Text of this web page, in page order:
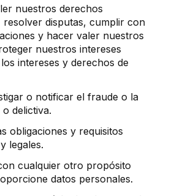
nuestros derechos
disputas, cumplir con
y hacer valer nuestros
nuestros intereses
intereses y derechos de
o notificar el fraude o la
delictiva.
obligaciones y requisitos
legales.
cualquier otro propósito
datos personales.